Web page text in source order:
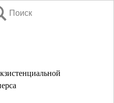
Поиск